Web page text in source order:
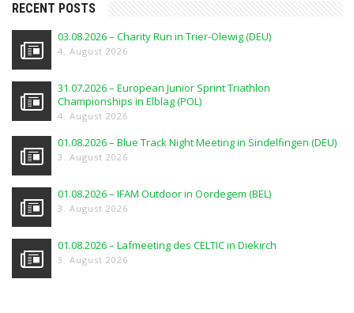
RECENT POSTS
03.08.2026 – Charity Run in Trier-Olewig (DEU)
4. August 2026
31.07.2026 – European Junior Sprint Triathlon
Championships in Elblag (POL)
4. August 2026
01.08.2026 – Blue Track Night Meeting in Sindelfingen (DEU)
3. August 2026
01.08.2026 – IFAM Outdoor in Oordegem (BEL)
3. August 2026
01.08.2026 – Lafmeeting des CELTIC in Diekirch
3. August 2026